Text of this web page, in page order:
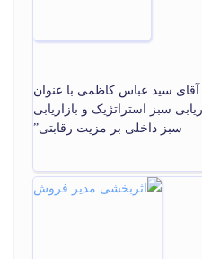
آقای سید عباس کاظمی با عنوان
سبز استراتژیک و بازاریابی
سبز داخلی بر مزیت رقابتی”